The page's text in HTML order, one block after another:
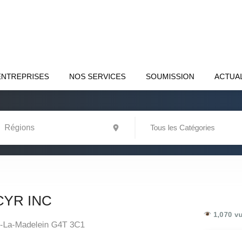
NOS SERVICES SOUMISSION
Tous les Catégories
INC
La-Madelein G4T 3C1
1,070